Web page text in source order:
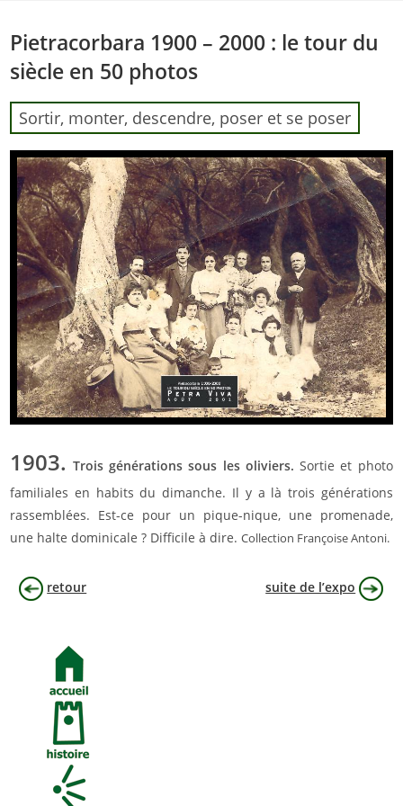
content
Pietracorbara 1900 – 2000 : le tour du
siècle en 50 photos
Sortir, monter, descendre, poser et se poser
1903. Trois générations sous les oliviers.Sortie et photo
familiales en habits du dimanche. Il y a là trois générations
rassemblées. Est-ce pour un pique-nique, une promenade,
une halte dominicale ? Difficile à dire.Collection Françoise Antoni.
retour suite de l’expo